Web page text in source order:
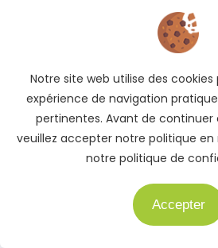
PRO
Posté il y a 2 jours
14 500 000
FCFA
Notre site web utilise des
expérience de navigation
pertinentes. Avant de continuer
veuillez accepter notre politique
notre politique de
Accepter